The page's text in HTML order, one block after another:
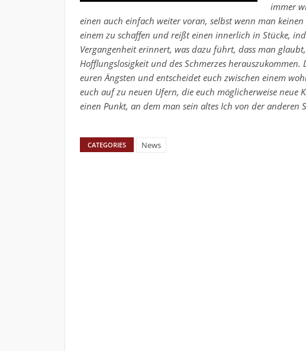
immer
einen auch einfach weiter voran, selbst wenn man
einem zu schaffen und reißt einen innerlich in Stücke,
Vergangenheit erinnert, was dazu führt, dass man
Hofflungslosigkeit und des Schmerzes
euren Ängsten und entscheidet euch zwischen einem
euch auf zu neuen Ufern, die euch möglicherweise neue
einen Punkt, an dem man sein altes Ich von der anderen
CATEGORIES News